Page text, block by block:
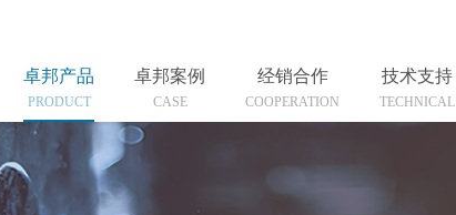
卓邦产品
PRODUCT
卓邦案例
CASE
经销合作
COOPERATION
技术支持
TECHNICAL